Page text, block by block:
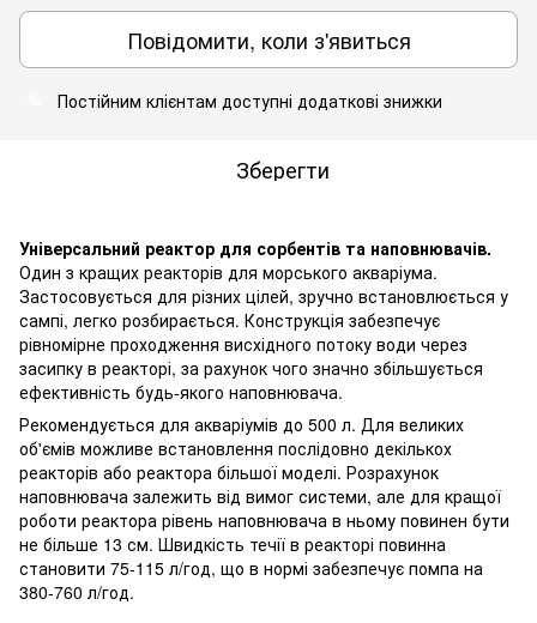
Повідомити, коли з'явиться
Постійним клієнтам доступні додаткові знижки
Зберегти
Універсальний реактор для сорбентів та наповнювачів.
Один з кращих реакторів для морського акваріума.
Застосовується для різних цілей, зручно встановлюється у
сампі, легко розбирається. Конструкція забезпечує
рівномірне проходження висхідного потоку води через
засипку в реакторі, за рахунок чого значно збільшується
ефективність будь-якого наповнювача.
Рекомендується для акваріумів до 500 л. Для великих
об'ємів можливе встановлення послідовно декількох
реакторів або реактора більшої моделі. Розрахунок
наповнювача залежить від вимог системи, але для кращої
роботи реактора рівень наповнювача в ньому повинен бути
не більше 13 см. Швидкість течії в реакторі повинна
становити 75-115 л/год, що в нормі забезпечує помпа на
380-760 л/год.